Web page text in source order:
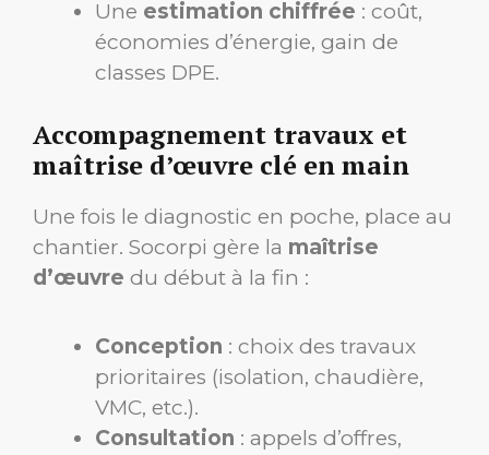
Une estimation chiffrée : coût,
économies d’énergie, gain de
classes DPE.
Accompagnement travaux et
maîtrise d’œuvre clé en main
Une fois le diagnostic en poche, place au
chantier. Socorpi gère la maîtrise
d’œuvre du début à la fin :
Conception : choix des travaux
prioritaires (isolation, chaudière,
VMC, etc.).
Consultation : appels d’offres,